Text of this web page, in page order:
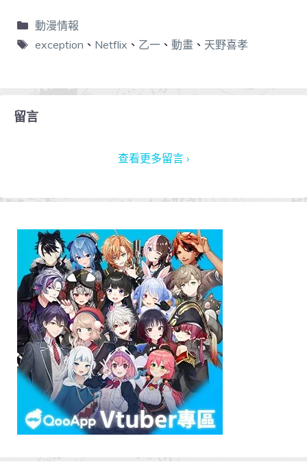
動漫情報
exception 、 Netflix 、 乙一、 動畫、 天野喜孝
留言
查看更多留言 ›